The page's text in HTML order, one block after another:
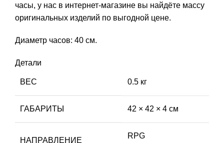
часы, у нас в интернет-магазине вы найдёте массу
оригинальных изделий по выгодной цене.
Диаметр часов: 40 см.
Детали
ВЕС 0.5 кг
ГАБАРИТЫ 42 × 42 × 4 см
НАПРАВЛЕНИЕ
RPG